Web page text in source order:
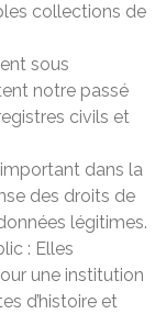
collections de
sous
notre passé
civils et
important dans la
des droits de
légitimes.
: Elles
une institution
d’histoire et